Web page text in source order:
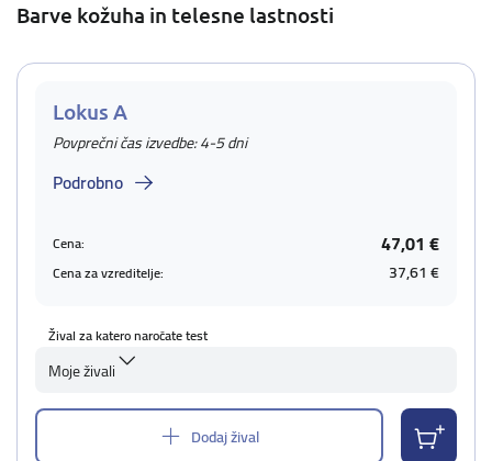
Barve kožuha in telesne lastnosti
Lokus A
Povprečni čas izvedbe: 4-5 dni
Podrobno
Cena: 47,01 €
Cena za vzreditelje: 37,61 €
Žival za katero naročate test
Moje živali
Dodaj žival